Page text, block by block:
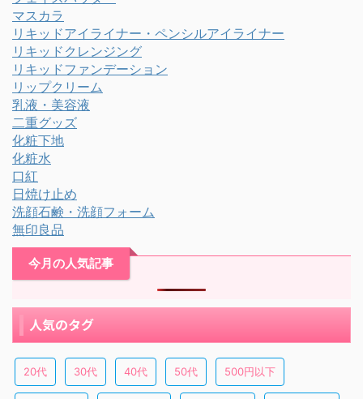
マスカラ
リキッドアイライナー・ペンシルアイライナー
リキッドクレンジング
リキッドファンデーション
リップクリーム
乳液・美容液
二重グッズ
化粧下地
化粧水
口紅
日焼け止め
洗顔石鹸・洗顔フォーム
無印良品
今月の人気記事
人気のタグ
20代 30代 40代 50代 500円以下